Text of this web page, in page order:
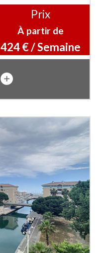
Prix
À partir de
424 € / Semaine